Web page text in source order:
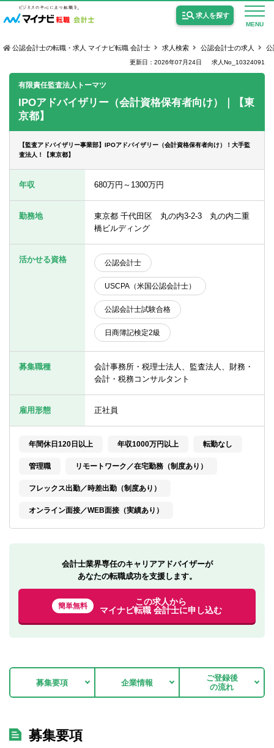
MENU
求人を探す
監査法人の求人
USCPA（米国公認会計士）の求人
女性会計士の転職
個別転職相談会・セミナー
転職お役立ち情報
ご利用ガイド
非公開求人とは？
転職お役立ち情報
公認会計士の転職・求人 マイナビ転職 会計士 求人検索 公認会計士の求人 公
更新日：2026年07月24日 求人No_10324091
有限責任監査法人トーマツ
IPOアドバイザリー（会計資格保有者向け）｜【東
京都】
【監査アドバイザリー事業部】IPOアドバイザリー（会計資格保有者向け）！大手監
査法人！【東京都】
年収 680万円～1300万円
勤務地
東京都 千代田区 丸の内3-2-3 丸の内二重
橋ビルディング
活かせる資格 公認会計士
USCPA（米国公認会計士）
公認会計士試験合格
日商簿記検定2級
募集職種
会計事務所・税理士法人、監査法人、財務・
会計・税務コンサルタント
雇用形態 正社員
年間休日120日以上 年収1000万円以上 転勤なし
管理職 リモートワーク／在宅勤務（制度あり）
フレックス出勤／時差出勤（制度あり）
オンライン面接／WEB面接（実績あり）
会計士業界専任のキャリアアドバイザーが
あなたの転職成功を支援します。
簡単無料
この求人から
マイナビ転職 会計士に申し込む
募集要項 企業情報
ご登録後
の流れ
募集要項